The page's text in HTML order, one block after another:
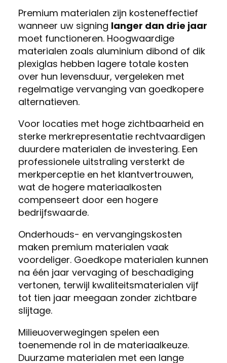
Premium materialen zijn kosteneffectief
wanneer uw signing langer dan drie jaar
moet functioneren. Hoogwaardige
materialen zoals aluminium dibond of dik
plexiglas hebben lagere totale kosten
over hun levensduur, vergeleken met
regelmatige vervanging van goedkopere
alternatieven.
Voor locaties met hoge zichtbaarheid en
sterke merkrepresentatie rechtvaardigen
duurdere materialen de investering. Een
professionele uitstraling versterkt de
merkperceptie en het klantvertrouwen,
wat de hogere materiaalkosten
compenseert door een hogere
bedrijfswaarde.
Onderhouds- en vervangingskosten
maken premium materialen vaak
voordeliger. Goedkope materialen kunnen
na één jaar vervaging of beschadiging
vertonen, terwijl kwaliteitsmaterialen vijf
tot tien jaar meegaan zonder zichtbare
slijtage.
Milieuoverwegingen spelen een
toenemende rol in de materiaalkeuze.
Duurzame materialen met een lange